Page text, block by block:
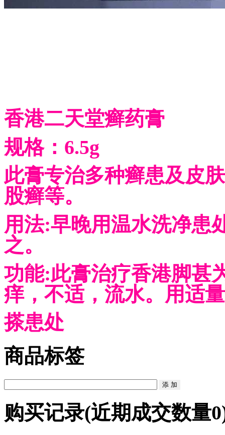
香港二天堂癣药膏
规格：6.5g
此膏专治多种癣患及皮
股癣等。
用法:早晚用温水洗净患
之。
功能:此膏治疗香港脚甚
痒，不适，流水。用适
搽患处
商品标签
购买记录(近期成交数量0